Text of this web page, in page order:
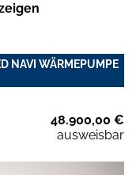
NAVI WÄRMEPUMPE
48.900,00 €
ausweisbar